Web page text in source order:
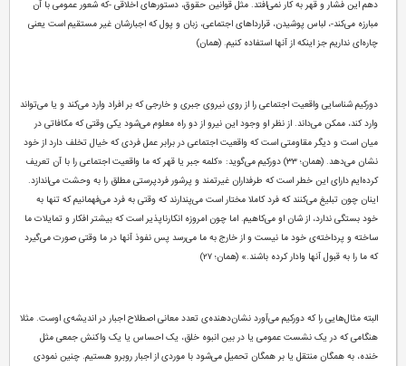
دهم این فشار و قهر به کار نمی‌افتد. مثل قوانین حقوق، دستورهای اخلاقی -که شعور عمومی با آن
مبارزه می‌کند-، لباس پوشیدن، قرارداهای اجتماعی، زبان و پول که اجبارشان غیر مستقیم است یعنی
چاره‌ای نداریم جز اینکه از آنها استفاده کنیم. (همان)
دورکیم شناسایی واقعیت اجتماعی را از روی نیروی جبری و خارجی که بر افراد وارد می‌کند و یا می‌تواند
وارد کند، ممکن می‌داند. از نظر او وجود این نیرو از دو راه معلوم می‌شود یکی وقتی که مکافاتی در
میان است و دیگر مقاومتی است که واقعیت اجتماعی در برابر عمل فردی که خیال تخلف دارد از خود
نشان می‌دهد. (همان؛ ۳۳) دورکیم می‌گوید: «کلمه جبر یا قهر که ما واقعیت اجتماعی را با آن تعریف
کرده‌ایم دارای این خطر است که طرفداران غیرتمند و پرشور فردپرستی مطلق را به وحشت می‌اندازد.
اینان چون تبلیغ می‌کنند که فرد کاملا مختار است می‌پندارند که وقتی به فرد می‌فهمانیم که تنها به
خود بستگی ندارد، از شان او می‌کاهیم. اما چون امروزه انکارناپذیر است که بیشتر افکار و تمایلات ما
ساخته و پرداخته‌ی خود ما نیست و از خارج به ما می‌رسد پس نفوذ آنها در ما وقتی صورت می‌گیرد
که ما را به قبول آنها وادار کرده باشند.» (همان؛ ۲۷)
البته مثال‌هایی را که دورکیم می‌آورد نشان‌دهنده‌ی تعدد معانی اصطلاح اجبار در اندیشه‌ی اوست. مثلا
هنگامی که در یک نشست عمومی یا در بین انبوه خلق، یک احساس یا یک واکنش جمعی مثل
خنده، به همگان منتقل یا بر همگان تحمیل می‌شود با موردی از اجبار روبرو هستیم. چنین نمودی